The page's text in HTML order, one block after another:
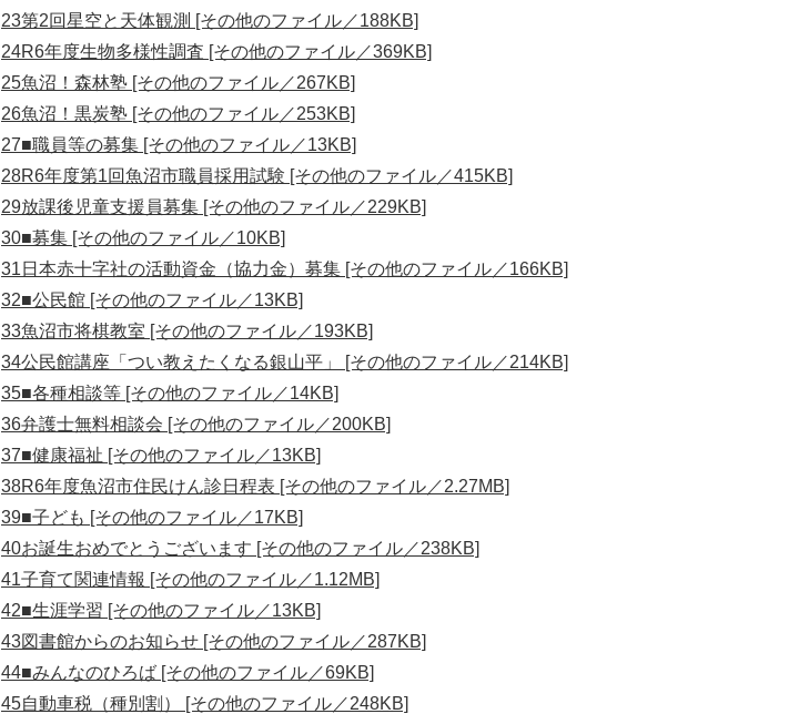
23第2回星空と天体観測 [その他のファイル／188KB]
24R6年度生物多様性調査 [その他のファイル／369KB]
25魚沼！森林塾 [その他のファイル／267KB]
26魚沼！黒炭塾 [その他のファイル／253KB]
27■職員等の募集 [その他のファイル／13KB]
28R6年度第1回魚沼市職員採用試験 [その他のファイル／415KB]
29放課後児童支援員募集 [その他のファイル／229KB]
30■募集 [その他のファイル／10KB]
31日本赤十字社の活動資金（協力金）募集 [その他のファイル／166KB]
32■公民館 [その他のファイル／13KB]
33魚沼市将棋教室 [その他のファイル／193KB]
34公民館講座「つい教えたくなる銀山平」 [その他のファイル／214KB]
35■各種相談等 [その他のファイル／14KB]
36弁護士無料相談会 [その他のファイル／200KB]
37■健康福祉 [その他のファイル／13KB]
38R6年度魚沼市住民けん診日程表 [その他のファイル／2.27MB]
39■子ども [その他のファイル／17KB]
40お誕生おめでとうございます [その他のファイル／238KB]
41子育て関連情報 [その他のファイル／1.12MB]
42■生涯学習 [その他のファイル／13KB]
43図書館からのお知らせ [その他のファイル／287KB]
44■みんなのひろば [その他のファイル／69KB]
45自動車税（種別割） [その他のファイル／248KB]